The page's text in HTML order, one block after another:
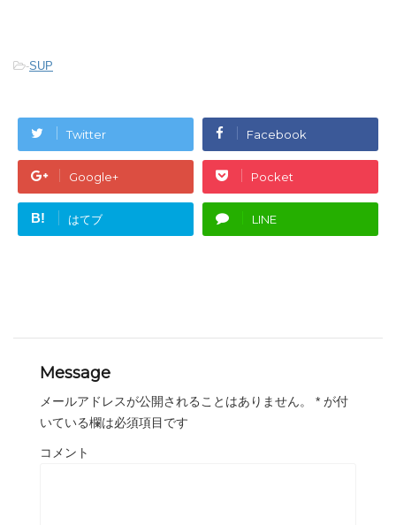
-SUP
Twitter Facebook
Google+ Pocket
B! はてブ LINE
Message
メールアドレスが公開されることはありません。 * が付
いている欄は必須項目です
コメント